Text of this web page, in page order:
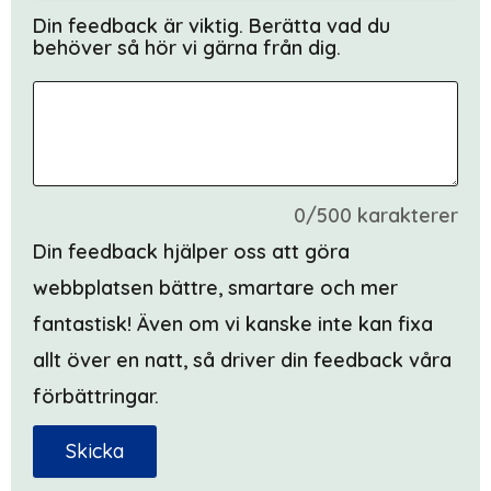
Din feedback är viktig. Berätta vad du
behöver så hör vi gärna från dig.
0/500 karakterer
Din feedback hjälper oss att göra
webbplatsen bättre, smartare och mer
fantastisk! Även om vi kanske inte kan fixa
allt över en natt, så driver din feedback våra
förbättringar.
Skicka